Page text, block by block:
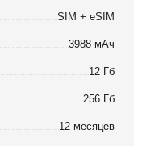
SIM + eSIM
3988 мАч
12 Гб
256 Гб
12 месяцев